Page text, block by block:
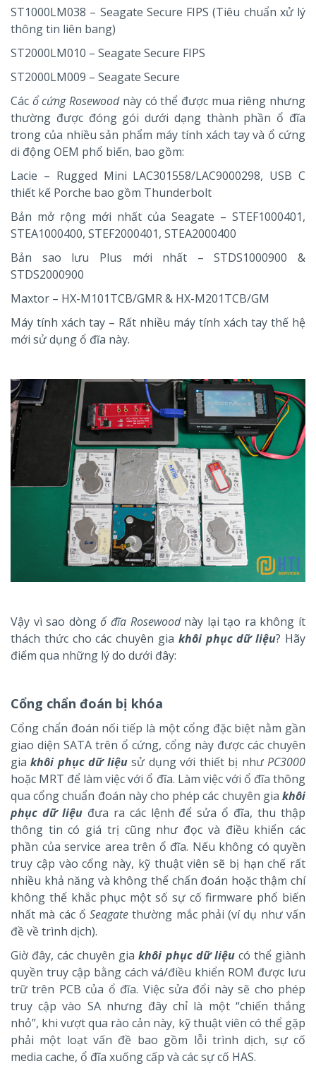
ST1000LM038 – Seagate Secure FIPS (Tiêu chuẩn xử lý
thông tin liên bang)
ST2000LM010 – Seagate Secure FIPS
ST2000LM009 – Seagate Secure
Các ổ cứng Rosewoodnày có thể được mua riêng nhưng
thường được đóng gói dưới dạng thành phần ổ đĩa
trong của nhiều sản phẩm máy tính xách tay và ổ cứng
di động OEM phổ biến, bao gồm:
Lacie – Rugged Mini LAC301558/LAC9000298, USB C
thiết kế Porche bao gồm Thunderbolt
Bản mở rộng mới nhất của Seagate – STEF1000401,
STEA1000400, STEF2000401, STEA2000400
Bản sao lưu Plus mới nhất – STDS1000900 &
STDS2000900
Maxtor – HX-M101TCB/GMR & HX-M201TCB/GM
Máy tính xách tay – Rất nhiều máy tính xách tay thế hệ
mới sử dụng ổ đĩa này.
Vậy vì sao dòngổ đĩa Rosewoodnày lại tạo ra không ít
thách thức cho các chuyên gia khôi phục dữ liệu? Hãy
điểm qua những lý do dưới đây:
Cổng chẩn đoán bị khóa
Cổng chẩn đoán nối tiếp là một cổng đặc biệt nằm gần
giao diện SATA trên ổ cứng, cổng này được các chuyên
giakhôi phục dữ liệusử dụng với thiết bị nhưPC3000
hoặc MRT để làm việc với ổ đĩa. Làm việc với ổ đĩa thông
qua cổng chuẩn đoán này cho phép các chuyên gia khôi
phục dữ liệuđưa ra các lệnh để sửa ổ đĩa, thu thập
thông tin có giá trị cũng như đọc và điều khiển các
phần của service area trên ổ đĩa. Nếu không có quyền
truy cập vào cổng này, kỹ thuật viên sẽ bị hạn chế rất
nhiều khả năng và không thể chẩn đoán hoặc thậm chí
không thể khắc phục một số sự cố firmware phổ biến
nhất mà các ổSeagate thường mắc phải (ví dụ như vấn
đề về trình dịch).
Giờ đây, các chuyên giakhôi phục dữ liệucó thể giành
quyền truy cập bằng cách vá/điều khiển ROM được lưu
trữ trên PCB của ổ đĩa. Việc sửa đổi này sẽ cho phép
truy cập vào SA nhưng đây chỉ là một “chiến thắng
nhỏ”, khi vượt qua rào cản này, kỹ thuật viên có thể gặp
phải một loạt vấn đề bao gồm lỗi trình dịch, sự cố
media cache, ổ đĩa xuống cấp và các sự cố HAS.